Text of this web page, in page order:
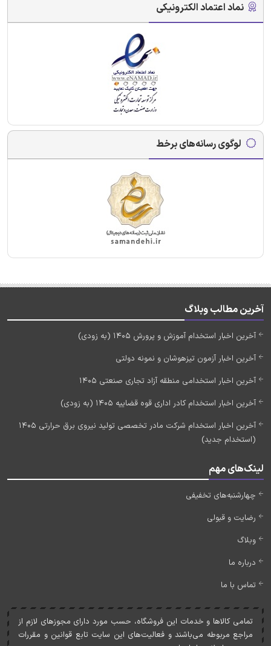
نماد اعتماد الکترونیکی
لوگوی رسانه‌های برخط
آخرین مطالب وبلاگ
آخرین اخبار استخدام آموزش و پرورش 1405 (به زودی)
آخرین اخبار آزمون تیزهوشان و نمونه دولتی
آخرین اخبار استخدامی منطقه آزاد تجاری صنعتی 1405
آخرین اخبار استخدام کادر اداری قوه قضاییه 1405 (به زودی)
آخرین اخبار استخدام شرکت مادر تخصصی تولید نیروی برق حرارتی 1405
(استخدام جدید)
لینک‌های مهم
چهارشنبه‌های تخفیفی
رضایت و قبولی
وبلاگ
درباره ما
تماس با ما
تمامی کالاها و خدمات اين فروشگاه، حسب مورد دارای مجوزهای لازم از
مراجع مربوطه می‌باشند و فعاليت‌های اين سايت تابع قوانين و مقررات